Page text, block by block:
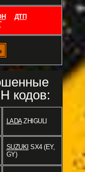
ДТП
кодов:
LADAZHIGULI
SUZUKI SX4 (EY,
GY)